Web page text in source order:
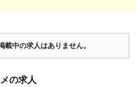
載中の求人はありません。
の求人